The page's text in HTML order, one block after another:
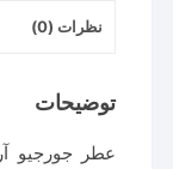
نظرات (0)
توضیحات